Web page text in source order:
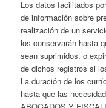
Los datos facilitados
de información sobre
realización de un
los conservarán hasta
sean suprimidos, o
de dichos registros si
La duración de los
hasta que las